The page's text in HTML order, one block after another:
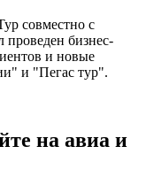
совместно с
бизнес-
и новые
и "Пегас тур".
на авиа и